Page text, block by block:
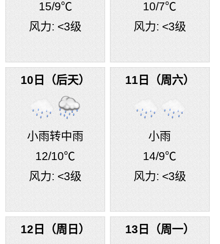
15/9℃
风力: <3级
10/7℃
风力: <3级
10日（后天）
小雨转中雨
12/10℃
风力: <3级
11日（周六）
小雨
14/9℃
风力: <3级
12日（周日） 13日（周一）